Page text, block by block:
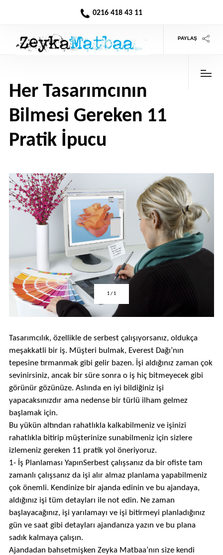
0216 418 43 11
PAYLAŞ
Her Tasarımcının
Bilmesi Gereken 11
Pratik İpucu
1/1
Tasarımcılık, özellikle de serbest çalışıyorsanız, oldukça
meşakkatli bir iş. Müşteri bulmak, Everest Dağı’nın
tepesine tırmanmak gibi gelir bazen. İşi aldığınız zaman çok
sevinirsiniz, ancak bir süre sonra o iş hiç bitmeyecek gibi
görünür gözünüze. Aslında en iyi bildiğiniz işi
yapacaksınızdır ama nedense bir türlü ilham gelmez
başlamak için.
Bu yükün altından rahatlıkla kalkabilmeniz ve işinizi
rahatlıkla bitirip müşterinize sunabilmeniz için sizlere
izlemeniz gereken 11 pratik yol öneriyoruz.
1- İş Planlaması YapınSerbest çalışsanız da bir ofiste tam
zamanlı çalışsanız da işi alır almaz planlama yapabilmeniz
çok önemli. Kendinize bir ajanda edinin ve bu ajandaya,
aldığınız işi tüm detayları ile not edin. Ne zaman
başlayacağınız, işi yarılamayı ve işi bitirmeyi planladığınız
gün ve saat gibi detayları ajandanıza yazın ve bu plana
sadık kalmaya çalışın.
Ajandadan bahsetmişken Zeyka Matbaa’nın size kendi